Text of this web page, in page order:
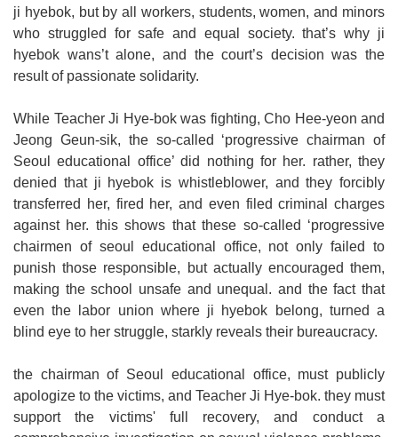
ji hyebok, but by all workers, students, women, and minors
who struggled for safe and equal society. that’s why ji
hyebok wans’t alone, and the court’s decision was the
result of passionate solidarity.
While Teacher Ji Hye-bok was fighting, Cho Hee-yeon and
Jeong Geun-sik, the so-called ‘progressive chairman of
Seoul educational office’ did nothing for her. rather, they
denied that ji hyebok is whistleblower, and they forcibly
transferred her, fired her, and even filed criminal charges
against her. this shows that these so-called ‘progressive
chairmen of seoul educational office, not only failed to
punish those responsible, but actually encouraged them,
making the school unsafe and unequal. and the fact that
even the labor union where ji hyebok belong, turned a
blind eye to her struggle, starkly reveals their bureaucracy.
the chairman of Seoul educational office, must publicly
apologize to the victims, and Teacher Ji Hye-bok. they must
support the victims' full recovery, and conduct a